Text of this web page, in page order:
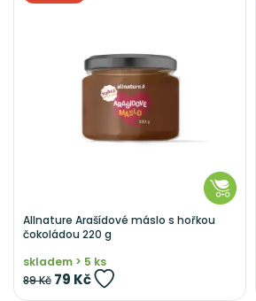
Allnature Arašídové máslo s hořkou
čokoládou 220 g
skladem > 5 ks
89 Kč 79 Kč